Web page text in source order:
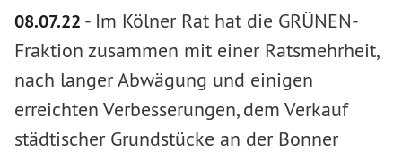
08.07.22 - Im Kölner Rat hat die GRÜNEN-
Fraktion zusammen mit einer Ratsmehrheit,
nach langer Abwägung und einigen
erreichten Verbesserungen, dem Verkauf
städtischer Grundstücke an der Bonner